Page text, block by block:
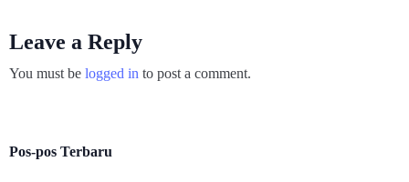
Leave a Reply
You must be logged in to post a comment.
Pos-pos Terbaru